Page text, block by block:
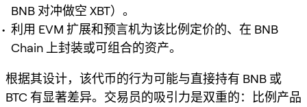
BNB 对冲做空 XBT）。
利用 EVM 扩展和预言机为该比例定价的、在 BNB
Chain 上封装或可组合的资产。
根据其设计，该代币的行为可能与直接持有 BNB 或
BTC 有显著差异。交易员的吸引力是双重的：比例产品